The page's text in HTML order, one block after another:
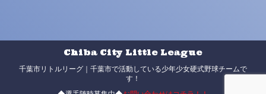
Chiba City Little League
千葉市リトルリーグ｜千葉市で活動している少年少女硬式野球チームで
す！